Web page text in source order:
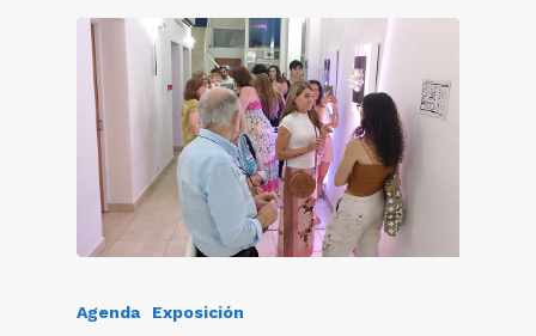
Agenda Exposición